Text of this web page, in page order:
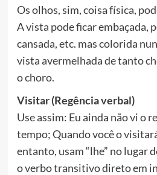
Os olhos, sim, coisa física,
A vista pode ficar embaçada,
cansada, etc. mas colorida
vista avermelhada de tanto
o choro.
Visitar (Regência verbal)
Use assim: Eu ainda não vi o
tempo; Quando você o
entanto, usam “lhe” no lugar
o verbo transitivo direto em